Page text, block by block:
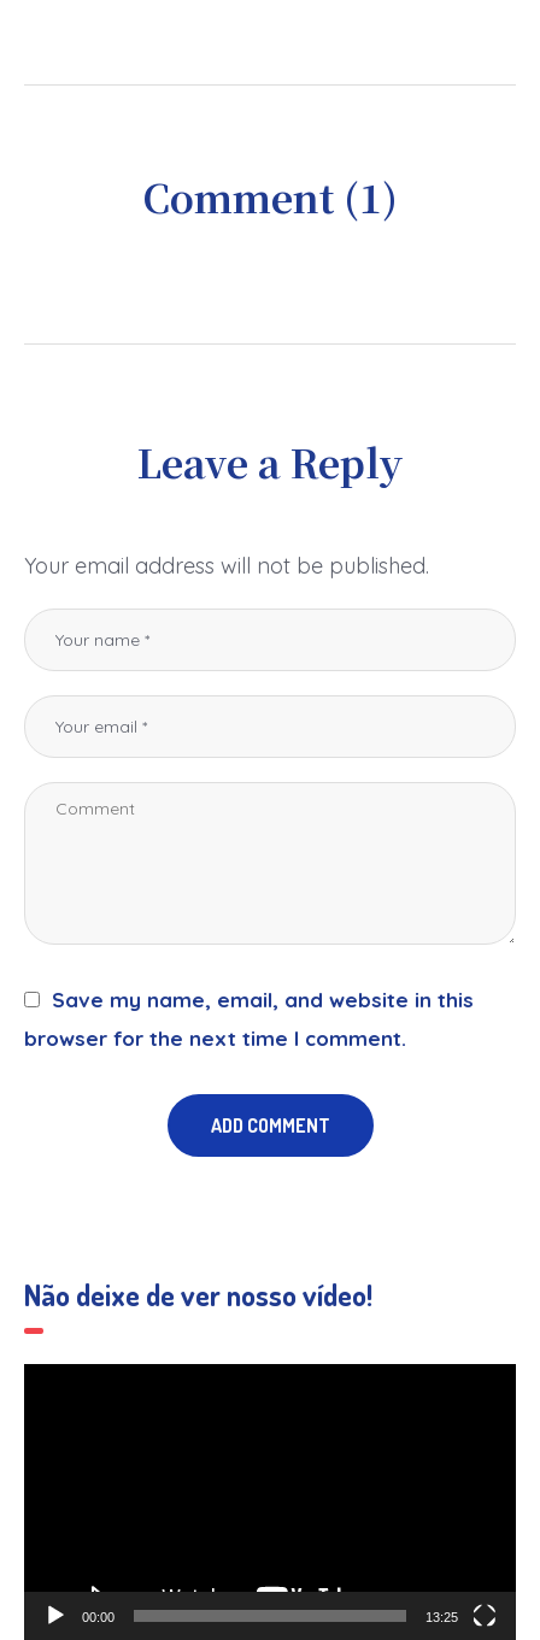
Comment (1)
Leave a Reply
Your email address will not be published.
Save my name, email, and website in this
browser for the next time I comment.
Não deixe de ver nosso vídeo!
00:00 13:25